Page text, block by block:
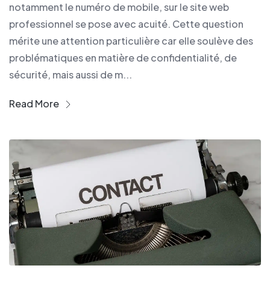
notamment le numéro de mobile, sur le site web
professionnel se pose avec acuité. Cette question
mérite une attention particulière car elle soulève des
problématiques en matière de confidentialité, de
sécurité, mais aussi de m...
Read More